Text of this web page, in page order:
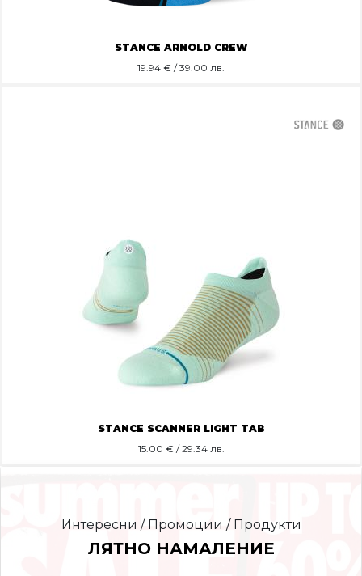
STANCE ARNOLD CREW
19.94 € / 39.00 лв.
STANCE SCANNER LIGHT TAB
15.00 € / 29.34 лв.
Интересни / Промоции / Продукти
ЛЯТНО НАМАЛЕНИЕ